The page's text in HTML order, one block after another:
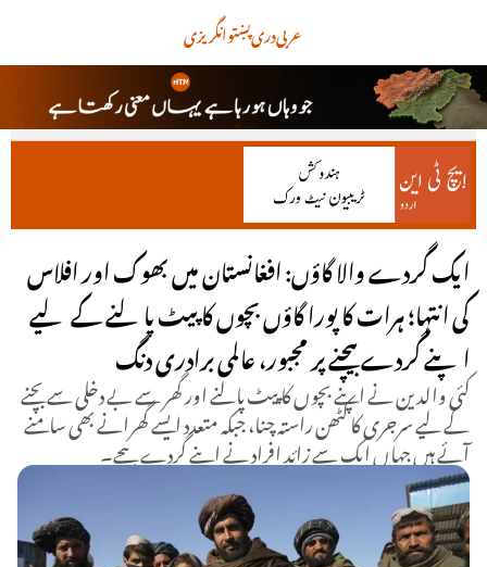
انگریزیپښتودریعربی
ایک گردے والا گاؤں: افغانستان میں بھوک اور افلاس
کی انتہا؛ ہرات کا پورا گاؤں بچوں کا پیٹ پالنے کے لیے
اپنے گردے بیچنے پر مجبور، عالمی برادری دنگ
کئی والدین نے اپنے بچوں کا پیٹ پالنے اور گھر سے بے دخلی سے بچنے
کے لیے سرجری کا کٹھن راستہ چنا، جبکہ متعدد ایسے گھرانے بھی سامنے
آئے ہیں جہاں ایک سے زائد افراد نے اپنے گردے بیچے۔